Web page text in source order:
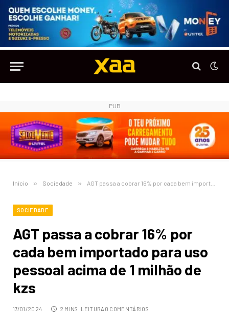
PUB
Início » Sociedade » AGT passa a cobrar 16% por cada bem importado para uso pessoal acima de 1 milhão de kzs
SOCIEDADE
AGT passa a cobrar 16% por
cada bem importado para uso
pessoal acima de 1 milhão de
kzs
17/01/2024 2 MINS. LEITURA 0 COMENTÁRIOS